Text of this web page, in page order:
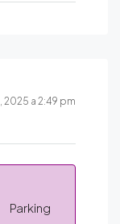
a 2:49 pm
Parking